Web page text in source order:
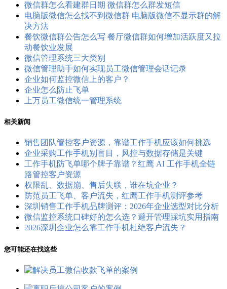
微信群怎么看建群日期 微信群怎么群发短信
电脑版微信怎么找不到微信群 电脑版微信不显示群的解
决方法
餐饮微信群公告怎么写 餐厅微信群如何增加活跃度又拉
动餐饮业发展
微信管理系统三大类别
微信管理助手如何实现员工微信管理会话记录
企业如何监控微信上的客户？
企业怎么防止飞单
上万员工微信统一管理系统
相关新闻
销售团队管控客户资源，靠谱工作手机应该如何挑选
企业采购工作手机别盲目，风控与数据存储是关键
工作手机防飞单哪个牌子靠谱？红鹰 AI 工作手机全链
路管控客户资源
权限乱、数据崩、售后失联，谁在坑企业？
防范员工飞单、客户流失，红鹰工作手机测评参考
深圳销售工作手机品牌测评：2026年企业选型对比分析
微信监控系统口碑好的怎么选？避开管理踩坑实用指南
2026深圳企业怎么靠工作手机杜绝客户流失？
您可能还在找这些